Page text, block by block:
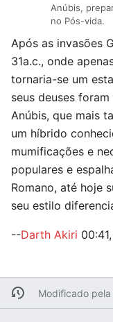
Anúbis,
no Pós-vida.
Após as invasões
31a.c., onde
tornaria-se um
seus deuses
Anúbis, que mais
um híbrido
mumificações e
populares e
Romano, até hoje
seu estilo
--Darth Akiri